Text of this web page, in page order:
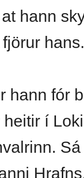
hann
hann fór
í